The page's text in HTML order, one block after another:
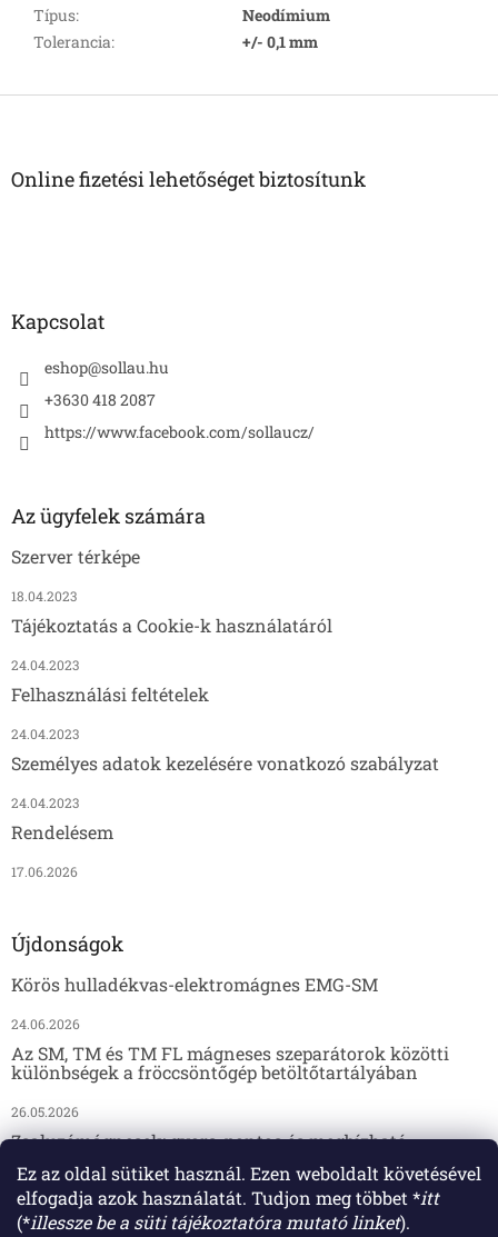
Ez az oldal sütiket használ. Ezen weboldalt követésével
elfogadja azok használatát. Tudjon meg többet *itt
(*illessze be a süti tájékoztatóra mutató linket).
Típus:
Neodímium
Tolerancia: +/- 0,1 mm
L
Online fizetési lehetőséget biztosítunk
Kapcsolat
eshop@sollau.hu
+3630 418 2087
https://www.facebook.com/sollaucz/
Az ügyfelek számára
Szerver térképe
18.04.2023
Tájékoztatás a Cookie-k használatáról
24.04.2023
Felhasználási feltételek
24.04.2023
Személyes adatok kezelésére vonatkozó szabályzat
24.04.2023
Rendelésem
17.06.2026
Újdonságok
Körös hulladékvas-elektromágnes EMG-SM
24.06.2026
Az SM, TM és TM FL mágneses szeparátorok közötti
különbségek a fröccsöntőgép betöltőtartályában
26.05.2026
Zsaluzómágnesek: gyors, pontos és megbízható
17.04.2026